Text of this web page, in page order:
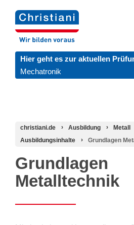
Hier geht es zur aktuellen
Mechatronik
christiani.de Ausbildung
Metall
Ausbildungsinhalte
Grundlagen
Grundlagen
Metalltechnik